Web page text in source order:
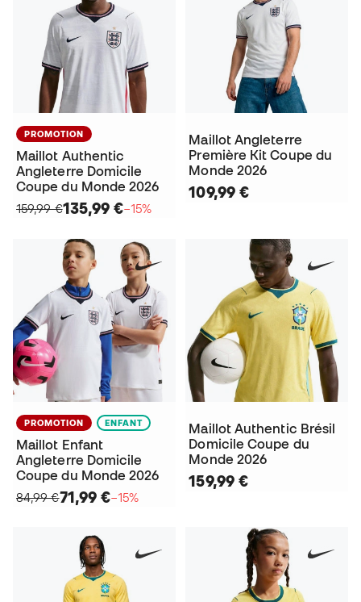
PROMOTION
Maillot Authentic
Angleterre Domicile
Coupe du Monde 2026
159,99 €135,99 €−15%
Maillot Angleterre
Première Kit Coupe du
Monde 2026
109,99 €
PROMOTION ENFANT
Maillot Enfant
Angleterre Domicile
Coupe du Monde 2026
84,99 €71,99 €−15%
Maillot Authentic Brésil
Domicile Coupe du
Monde 2026
159,99 €